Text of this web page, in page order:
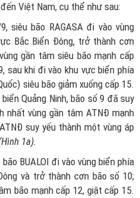
Việt Nam, cụ thể như sau:
siêu bão RAGASA đi vào vùng
Bắc Biển Đông, trở thành cơn
gần tâm siêu bão mạnh cấp
sau khi đi vào khu vực biển phía
siêu bão giảm xuống cấp 15.
Quảng Ninh, bão số 9 đã suy
nhất vùng gần tâm ATNĐ mạnh
suy yếu thành một vùng áp
1a).
BUALOI đi vào vùng biển phía
và trở thành cơn bão số 10;
bão mạnh cấp 12, giật cấp 15.